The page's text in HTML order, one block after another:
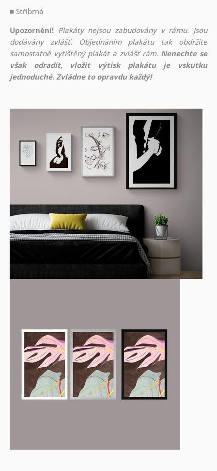
■ Stříbrná
Upozornění! Plakáty nejsou zabudovány v rámu. Jsou
dodávány zvlášť. Objednáním plakátu tak obdržíte
samostatně vytištěný plakát a zvlášť rám. Nenechte se
však odradit, vložit výtisk plakátu je vskutku
jednoduché. Zvládne to opravdu každý!